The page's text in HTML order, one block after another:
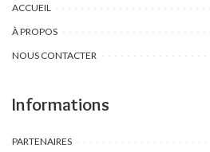
ACCUEIL
À PROPOS
NOUS CONTACTER
Informations
PARTENAIRES